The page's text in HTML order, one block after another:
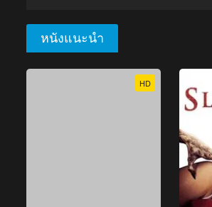
หนังแนะนำ
HD